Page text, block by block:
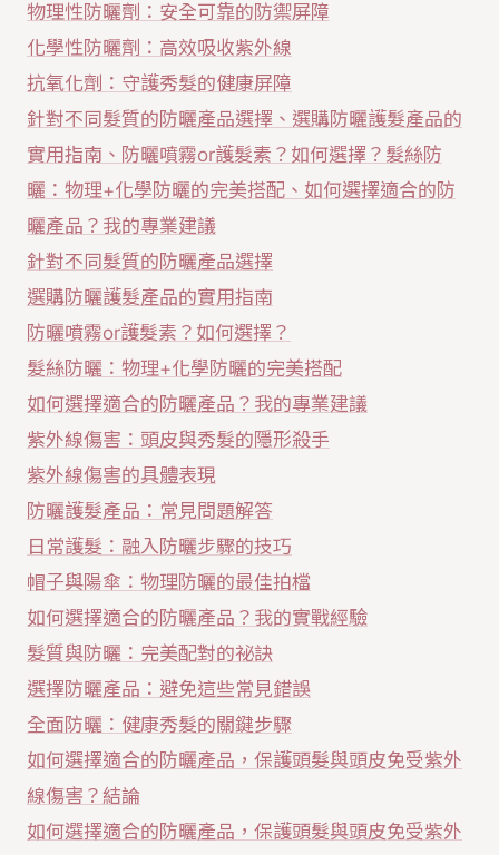
物理性防曬劑：安全可靠的防禦屏障
化學性防曬劑：高效吸收紫外線
抗氧化劑：守護秀髮的健康屏障
針對不同髮質的防曬產品選擇、選購防曬護髮產品的
實用指南、防曬噴霧or護髮素？如何選擇？髮絲防
曬：物理+化學防曬的完美搭配、如何選擇適合的防
曬產品？我的專業建議
針對不同髮質的防曬產品選擇
選購防曬護髮產品的實用指南
防曬噴霧or護髮素？如何選擇？
髮絲防曬：物理+化學防曬的完美搭配
如何選擇適合的防曬產品？我的專業建議
紫外線傷害：頭皮與秀髮的隱形殺手
紫外線傷害的具體表現
防曬護髮產品：常見問題解答
日常護髮：融入防曬步驟的技巧
帽子與陽傘：物理防曬的最佳拍檔
如何選擇適合的防曬產品？我的實戰經驗
髮質與防曬：完美配對的祕訣
選擇防曬產品：避免這些常見錯誤
全面防曬：健康秀髮的關鍵步驟
如何選擇適合的防曬產品，保護頭髮與頭皮免受紫外
線傷害？結論
如何選擇適合的防曬產品，保護頭髮與頭皮免受紫外